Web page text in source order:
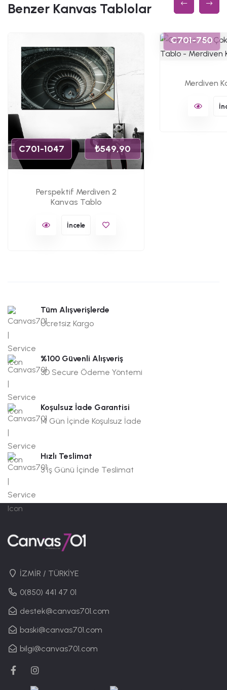
Benzer Kanvas Tablolar
C701-1047 ₺549,90
Perspektif Merdiven 2
Kanvas Tablo
İncele
C701-750
Merdiven
Tüm Alışverişlerde
Ücretsiz Kargo
%100 Güvenli Alışveriş
3D Secure Ödeme Yöntemi
Koşulsuz İade Garantisi
14 Gün İçinde Koşulsuz İade
Hızlı Teslimat
3 İş Günü İçinde Teslimat
İZMİR / TÜRKİYE
0(850) 441 47 01
destek@canvas701.com
baski@canvas701.com
bilgi@canvas701.com